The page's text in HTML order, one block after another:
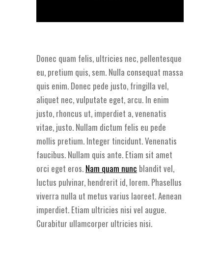
Donec quam felis, ultricies nec, pellentesque
eu, pretium quis, sem. Nulla consequat massa
quis enim. Donec pede justo, fringilla vel,
aliquet nec, vulputate eget, arcu. In enim
justo, rhoncus ut, imperdiet a, venenatis
vitae, justo. Nullam dictum felis eu pede
mollis pretium. Integer tincidunt. Venenatis
faucibus. Nullam quis ante. Etiam sit amet
orci eget eros. Nam quam nunc blandit vel,
luctus pulvinar, hendrerit id, lorem. Phasellus
viverra nulla ut metus varius laoreet. Aenean
imperdiet. Etiam ultricies nisi vel augue.
Curabitur ullamcorper ultricies nisi.